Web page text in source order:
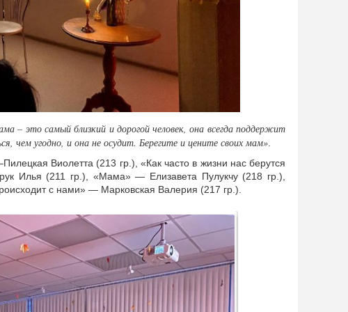
– это самый близкий и дорогой человек, она всегда поддержит
чем угодно, и она не осудит. Берегите и цените своих мам».
Виолетта (213 гр.), «Как часто в жизни нас берутся
Илья (211 гр.), «Мама» — Елизавета Пулукчу (218 гр.),
с нами» — Марковская Валерия (217 гр.).